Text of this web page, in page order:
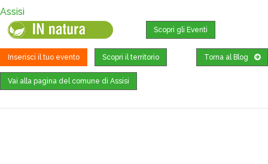
Assisi
Scopri gli Eventi
Inserisci il tuo evento Scopri il territorio Torna al Blog
Vai alla pagina del comune di Assisi